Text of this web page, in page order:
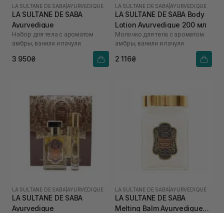
LA SULTANE DE SABA AYURVEDIQUE
LA SULTANE DE SABA
Ayurvedique
Набор для тела с ароматом
амбры, ванили и пачули
3 950₴
LA SULTANE DE SABA AYURVEDIQUE
LA SULTANE DE SABA Body
Lotion Ayurvedique 200 мл
Молочко для тела с ароматом
амбры, ванили и пачули
2 116₴
LA SULTANE DE SABA AYURVEDIQUE
LA SULTANE DE SABA
Ayurvedique
LA SULTANE DE SABA AYURVEDIQUE
LA SULTANE DE SABA
Melting Balm Ayurvedique